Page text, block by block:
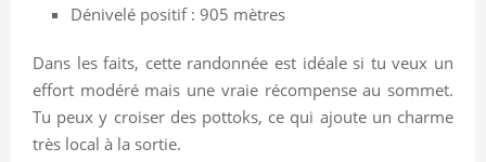
Dénivelé positif : 905 mètres
Dans les faits, cette randonnée est idéale si tu veux un
effort modéré mais une vraie récompense au sommet.
Tu peux y croiser des pottoks, ce qui ajoute un charme
très local à la sortie.